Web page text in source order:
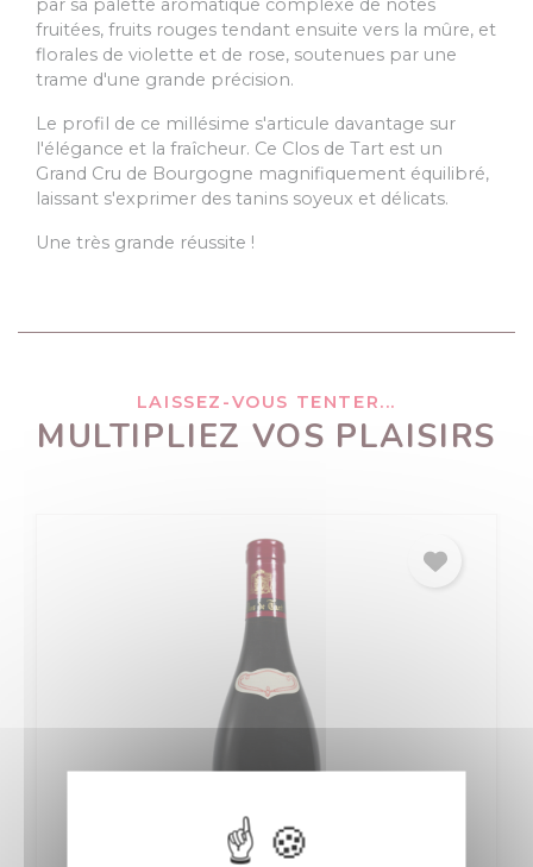
par sa palette aromatique complexe de notes
fruitées, fruits rouges tendant ensuite vers la mûre, et
florales de violette et de rose, soutenues par une
trame d'une grande précision.
Le profil de ce millésime s'articule davantage sur
l'élégance et la fraîcheur. Ce Clos de Tart est un
Grand Cru de Bourgogne magnifiquement équilibré,
laissant s'exprimer des tanins soyeux et délicats.
Une très grande réussite !
LAISSEZ-VOUS TENTER...
MULTIPLIEZ VOS PLAISIRS